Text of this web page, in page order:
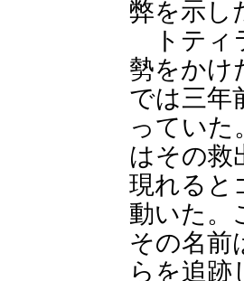
弊を示し
トティ
勢をかけ
では三年
っていた
はその救
現れると
動いた。
その名前
らを追跡